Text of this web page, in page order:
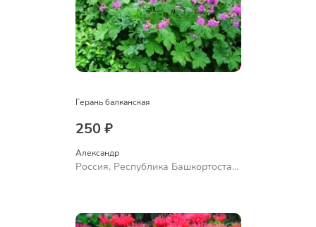
Герань балканская
250 ₽
Александр
Россия, Республика Башкортостан,